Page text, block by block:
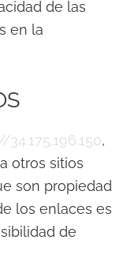
de las
en la
34.175.196.150,
otros sitios
son propiedad
los enlaces es
de